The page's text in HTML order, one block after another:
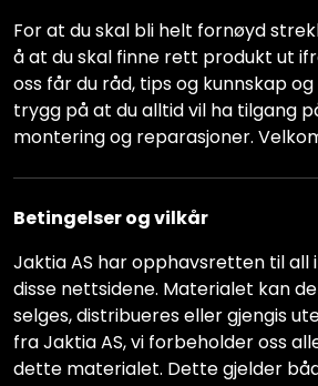
For at du skal bli helt fornøyd
å at du skal finne rett produkt ut
oss får du råd, tips og kunnskap
trygg på at du alltid vil ha tilgang
montering og reparasjoner.
Betingelser og vilkår
Jaktia AS har opphavsretten til all
disse nettsidene. Materialet kan
selges, distribueres eller gjengis
fra Jaktia AS, vi forbeholder oss
dette materialet. Dette gjelder